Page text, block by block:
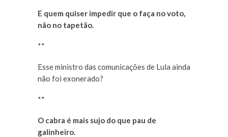
E quem quiser impedir que o faça no voto,
não no tapetão.
**
Esse ministro das comunicações de Lula ainda
não foi exonerado?
**
O cabra é mais sujo do que pau de
galinheiro.